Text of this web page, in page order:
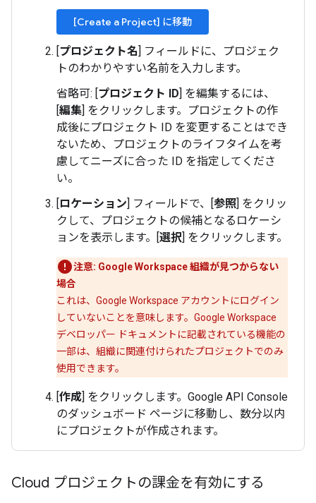
[Create a Project] に移動
プロジェクト名 ] フィールドに、プロジェク
トのわかりやすい名前を入力します。
省略可: [ プロジェクト ID ] を編集するには、
編集 ] をクリックします。プロジェクトの作
成後にプロジェクト ID を変更することはでき
ないため、プロジェクトのライフタイムを考
慮してニーズに合った ID を指定してくださ
い。
ロケーション ] フィールドで、[ 参照 ] をクリッ
クして、プロジェクトの候補となるロケーシ
ョンを表示します。[ 選択 ] をクリックします。
注意: Google Workspace 組織が見つからない
場合
これは、Google Workspace アカウントにログイン
していないことを意味します。Google Workspace
デベロッパー ドキュメントに記載されている機能の
一部は、組織に関連付けられたプロジェクトでのみ
使用できます。
作成 ] をクリックします。Google API Console
のダッシュボード ページに移動し、数分以内
にプロジェクトが作成されます。
Cloud プロジェクトの課金を有効にする